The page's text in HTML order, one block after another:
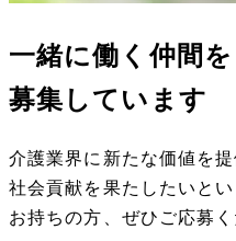
一緒に働く仲間を
募集しています
介護業界に新たな価値を提
社会貢献を果たしたいと
お持ちの方、ぜひご応募